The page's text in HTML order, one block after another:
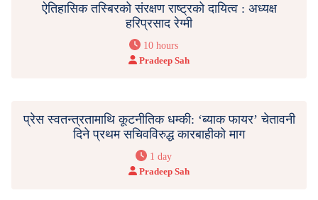
ऐतिहासिक तस्बिरको संरक्षण राष्ट्रको दायित्व : अध्यक्ष
हरिप्रसाद रेग्मी
10 hours
Pradeep Sah
प्रेस स्वतन्त्रतामाथि कूटनीतिक धम्की: ‘ब्याक फायर’ चेतावनी
दिने प्रथम सचिवविरुद्ध कारबाहीको माग
1 day
Pradeep Sah